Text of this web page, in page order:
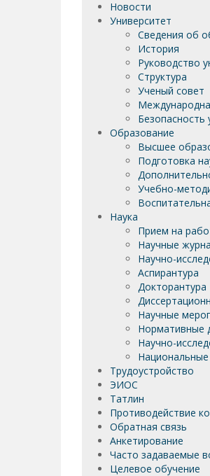
Новости
Университет
Сведения об
История
Руководство
Структура
Ученый совет
Безопасность
Образование
Высшее
Подготовка
Учебно-
Наука
Прием на
Научные
Научно-
Аспирантура
Докторантура
Научные
Нормативные
Научно-
Трудоустройство
ЭИОС
Татлин
Противодействие
Обратная связь
Анкетирование
Часто задаваемые
Целевое обучение